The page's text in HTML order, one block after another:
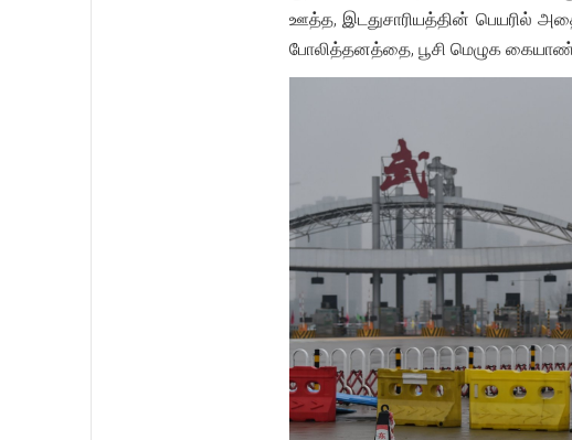
ஊத்த, இடதுசாரியத்தின் பெயரில்
போலித்தனத்தை, பூசி மெழுக